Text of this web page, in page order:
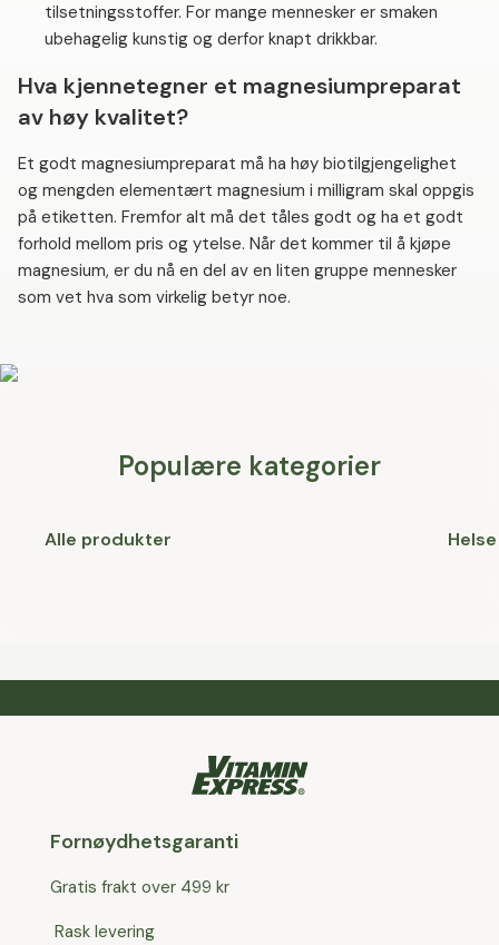
tilsetningsstoffer. For mange mennesker er smaken
ubehagelig kunstig og derfor knapt drikkbar.
Hva kjennetegner et magnesiumpreparat
av høy kvalitet?
Et godt magnesiumpreparat må ha høy biotilgjengelighet
og mengden elementært magnesium i milligram skal oppgis
på etiketten. Fremfor alt må det tåles godt og ha et godt
forhold mellom pris og ytelse. Når det kommer til å kjøpe
magnesium, er du nå en del av en liten gruppe mennesker
som vet hva som virkelig betyr noe.
Populære kategorier
Alle produkter Helse
Fornøydhetsgaranti
Gratis frakt over 499 kr
Rask levering